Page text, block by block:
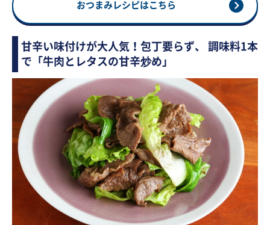
おつまみレシピはこちら
甘辛い味付けが大人気！包丁要らず、 調味料1本
で「牛肉とレタスの甘辛炒め」